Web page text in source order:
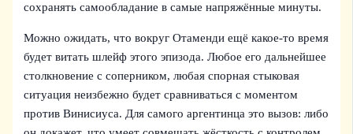
сохранять самообладание в самые напряжённые минуты.
Можно ожидать, что вокруг Отаменди ещё какое-то время
будет витать шлейф этого эпизода. Любое его дальнейшее
столкновение с соперником, любая спорная стыковая
ситуация неизбежно будет сравниваться с моментом
против Винисиуса. Для самого аргентинца это вызов: либо